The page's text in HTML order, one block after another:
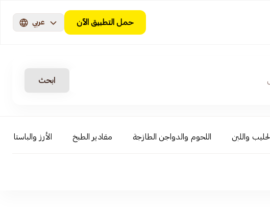
حمل التطبيق الآن عربي
ابحث
الحليب واللبن اللحوم والدواجن الطازجة مقادير الطبخ الأرز والباستا